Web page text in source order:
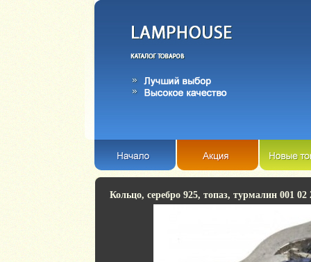
Кольцо, серебро 925, топаз, турмалин 001 02